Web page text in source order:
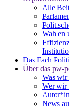
Alle
Wahlen
Das Fach
Über das pw-
Was wir
Wer wir
News